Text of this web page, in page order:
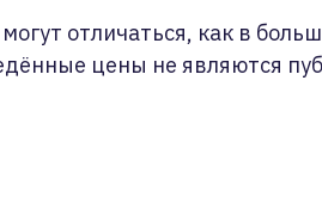
отличаться, как в
цены не являются